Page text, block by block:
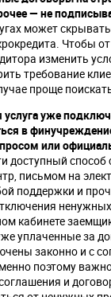
— не
может
Чтобы от
изменить
требование
проще
уже
в
или
доступный способ
письмом на
поддержки и
кабинете
уплаченные за
законно и с
поэтому
и